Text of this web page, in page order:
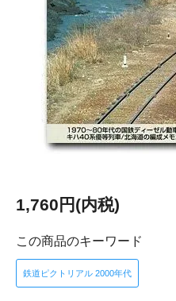
1,760円(内税)
この商品のキーワード
鉄道ピクトリアル 2000年代